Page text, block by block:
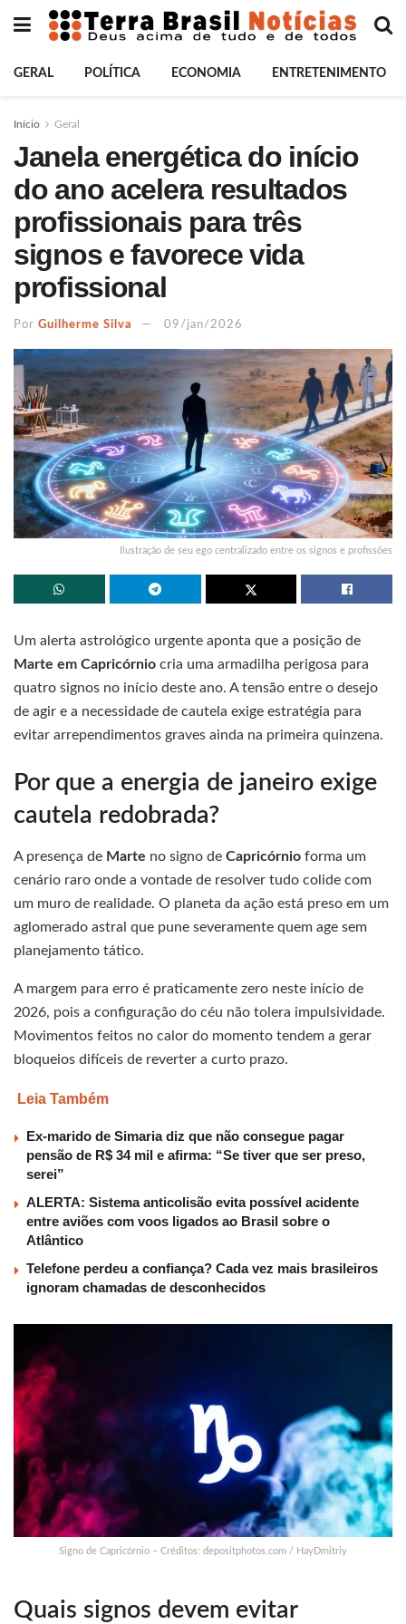
GERAL POLÍTICA ECONOMIA ENTRETENIMENTO
Início Geral
Janela energética do início
do ano acelera resultados
profissionais para três
signos e favorece vida
profissional
Por Guilherme Silva 09/jan/2026
Ilustração de seu ego centralizado entre os signos e profissões
Um alerta astrológico urgente aponta que a posição de
Marte em Capricórnio cria uma armadilha perigosa para
quatro signos no início deste ano. A tensão entre o desejo
de agir e a necessidade de cautela exige estratégia para
evitar arrependimentos graves ainda na primeira quinzena.
Por que a energia de janeiro exige
cautela redobrada?
A presença de Marte no signo de Capricórnio forma um
cenário raro onde a vontade de resolver tudo colide com
um muro de realidade. O planeta da ação está preso em um
aglomerado astral que pune severamente quem age sem
planejamento tático.
A margem para erro é praticamente zero neste início de
2026, pois a configuração do céu não tolera impulsividade.
Movimentos feitos no calor do momento tendem a gerar
bloqueios difíceis de reverter a curto prazo.
Leia Também
Ex-marido de Simaria diz que não consegue pagar
pensão de R$ 34 mil e afirma: “Se tiver que ser preso,
serei”
ALERTA: Sistema anticolisão evita possível acidente
entre aviões com voos ligados ao Brasil sobre o
Atlântico
Telefone perdeu a confiança? Cada vez mais brasileiros
ignoram chamadas de desconhecidos
Signo de Capricórnio – Créditos: depositphotos.com / HayDmitriy
Quais signos devem evitar